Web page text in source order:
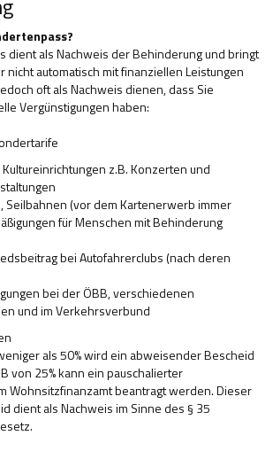
dient als Nachweis der Behinderung und bringt
nicht automatisch mit finanziellen Leistungen
oft als Nachweis dienen, dass Sie
Vergünstigungen haben:
z.B. Konzerten und
Seilbahnen (vor dem Kartenerwerb immer
für Menschen mit Behinderung
bei Autofahrerclubs (nach deren
bei der ÖBB, verschiedenen
und im Verkehrsverbund
als 50% wird ein abweisender Bescheid
von 25% kann ein pauschalierter
Wohnsitzfinanzamt beantragt werden. Dieser
dient als Nachweis im Sinne des § 35